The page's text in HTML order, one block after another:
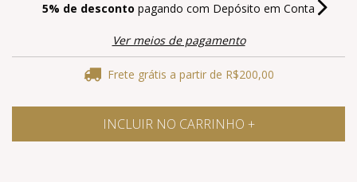
5% de desconto pagando com Depósito em Conta
Ver meios de pagamento
Frete grátis a partir de R$200,00